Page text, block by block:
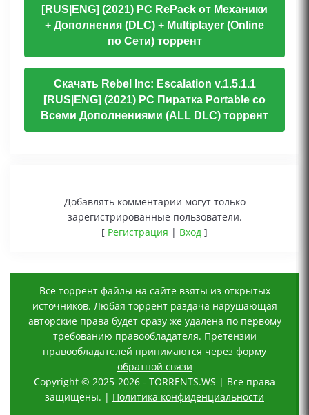
[RUS|ENG] (2021) PC RePack от Механики
+ Дополнения (DLC) + Multiplayer (Online
по Сети) торрент
Скачать Rebel Inc: Escalation v.1.5.1.1
[RUS|ENG] (2021) PC Пиратка Portable со
Всеми Дополнениями (ALL DLC) торрент
Добавлять комментарии могут только
зарегистрированные пользователи.
[ Регистрация | Вход ]
Все торрент файлы на сайте взяты из открытых
источников. Любая торрент раздача нарушающая
авторские права будет сразу же удалена по первому
требованию правообладателя. Претензии
правообладателей принимаются через форму
обратной связи
Copyright © 2025-2026 - TORRENTS.WS | Все права
защищены. | Политика конфиденциальности